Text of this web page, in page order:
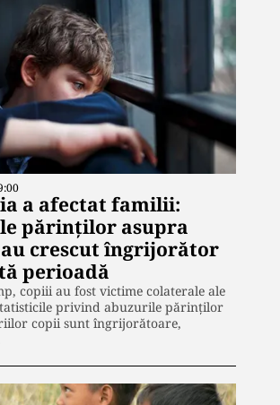
a afectat familii:
părinților asupra
crescut îngrijorător
perioadă
copiii au fost victime colaterale ale
privind abuzurile părinților
copii sunt îngrijorătoare,